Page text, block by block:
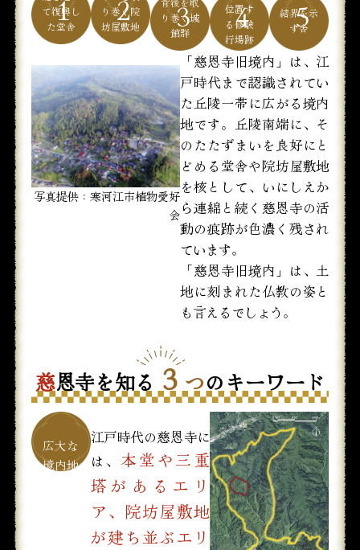
写真提供：寒河江市植物愛好
会
「慈恩寺旧境内」は、江
戸時代まで認識されてい
た丘陵一帯に広がる境内
地です。丘陵南端に、そ
のたたずまいを良好にと
どめる堂舎や院坊屋敷地
を核として、いにしえか
ら連綿と続く慈恩寺の活
動の痕跡が色濃く残され
ています。
「慈恩寺旧境内」は、土
地に刻まれた仏教の姿と
も言えるでしょう。
慈恩寺を知る ３つのキーワード
江戸時代の慈恩寺に
は、本堂や三重
塔があるエリ
ア、院坊屋敷地
が建ち並ぶエリ